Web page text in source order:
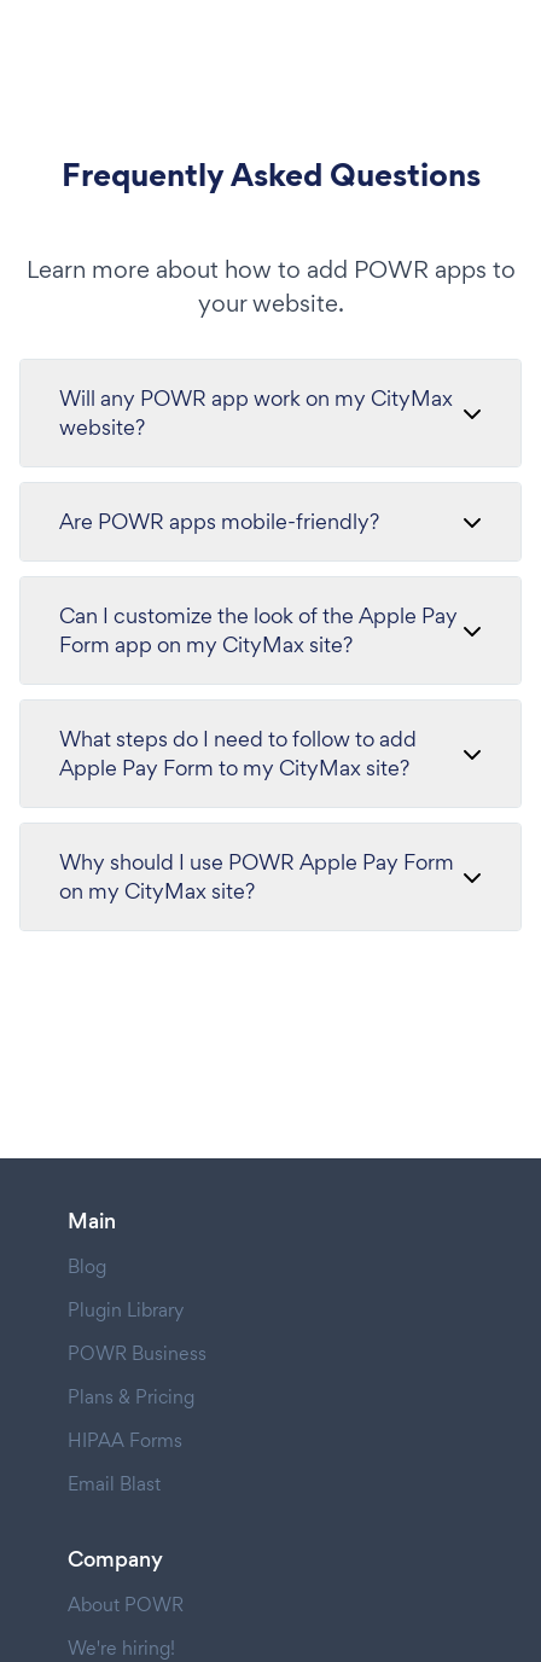
Frequently Asked Questions
Learn more about how to add POWR apps to
your website.
Will any POWR app work on my CityMax
website?
Are POWR apps mobile-friendly?
Can I customize the look of the Apple Pay
Form app on my CityMax site?
What steps do I need to follow to add
Apple Pay Form to my CityMax site?
Why should I use POWR Apple Pay Form
on my CityMax site?
Main
Blog
Plugin Library
POWR Business
Plans & Pricing
HIPAA Forms
Email Blast
Company
About POWR
We're hiring!